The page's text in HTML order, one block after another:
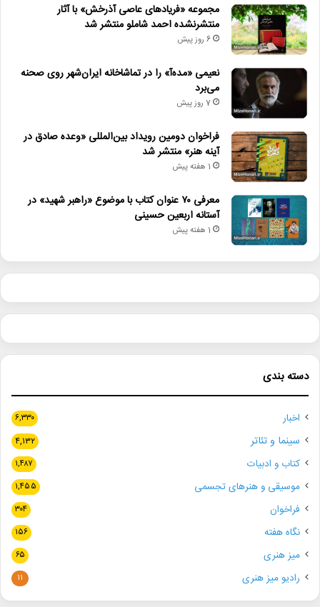
مجموعه «فریادهای عاصی آذرخش» با آثار
منتشرنشده احمد شاملو منتشر شد
6 روز پیش
نعیمی «مده‌آ» را در تماشاخانه ایران‌شهر روی صحنه
می‌برد
7 روز پیش
فراخوان دومین رویداد بین‌المللی «وعده صادق در
آینه هنر» منتشر شد
1 هفته پیش
معرفی ۷۰ عنوان کتاب با موضوع «راهبر شهید» در
آستانه اربعین حسینی
1 هفته پیش
دسته بندی
اخبار ۶,۳۳۰
سینما و تئاتر ۴,۱۳۲
کتاب و ادبیات ۱,۴۸۷
موسیقی و هنرهای تجسمی ۱,۴۵۵
فراخوان ۳۰۴
نگاه هفته ۱۵۶
میز هنری ۶۵
رادیو میز هنری ۱۱